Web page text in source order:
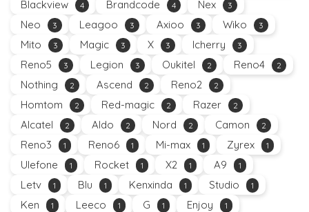
Blackview 4 Brandcode 4 Nex 3
Neo 3 Leagoo 3 Axioo 3 Wiko 3
Mito 3 Magic 3 X 3 Icherry 3
Reno5 3 Legion 3 Oukitel 2 Reno4 2
Nothing 2 Ascend 2 Reno2 2
Homtom 2 Red-magic 2 Razer 2
Alcatel 2 Aldo 2 Nord 2 Camon 2
Reno3 1 Reno6 1 Mi-max 1 Zyrex 1
Ulefone 1 Rocket 1 X2 1 A9 1
Letv 1 Blu 1 Kenxinda 1 Studio 1
Ken 1 Leeco 1 G 1 Enjoy 1